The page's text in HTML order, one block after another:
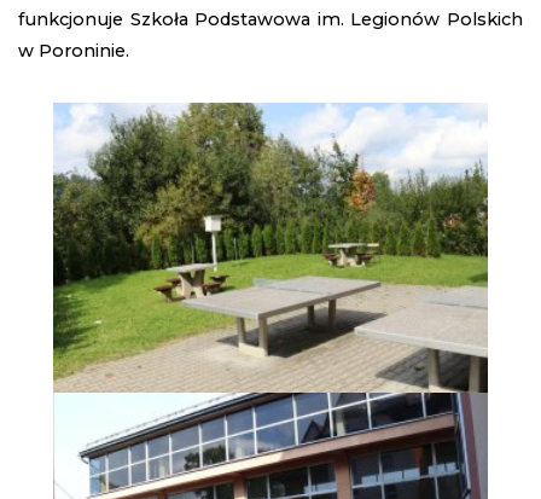
funkcjonuje Szkoła Podstawowa im. Legionów Polskich
w Poroninie.